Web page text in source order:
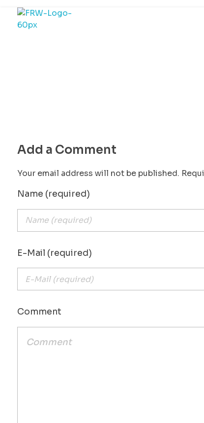
Add a Comment
Your email address will not be published.
Name (required)
E-Mail (required)
Comment